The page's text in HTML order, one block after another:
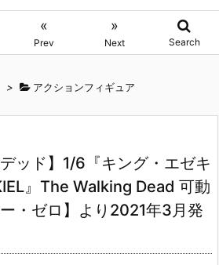
«
Prev
»
Next Search
> アクションフィギュア
ッド】1/6『キング・エゼキ
』The Walking Dead 可動
・ゼロ】より2021年3月発